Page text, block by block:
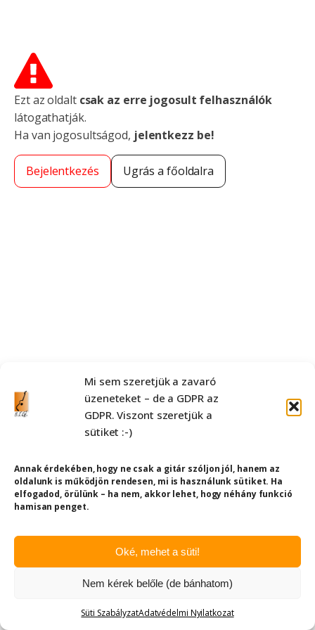
Mi sem szeretjük a zavaró
üzeneteket – de a GDPR az
GDPR. Viszont szeretjük a
sütiket :-)
Annak érdekében, hogy ne csak a gitár szóljon jól, hanem az
oldalunk is működjön rendesen, mi is használunk sütiket. Ha
elfogadod, örülünk – ha nem, akkor lehet, hogy néhány funkció
hamisan penget.
Oké, mehet a süti!
Nem kérek belőle (de bánhatom)
Süti SzabályzatAdatvédelmi Nyilatkozat
Ezt az oldalt csak az erre jogosult felhasználók
látogathatják.
Ha van jogosultságod, jelentkezz be!
Bejelentkezés Ugrás a főoldalra